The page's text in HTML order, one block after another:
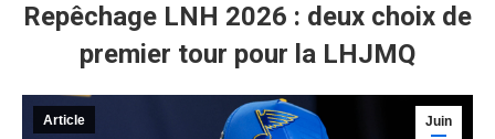
Repêchage LNH 2026 : deux choix de
premier tour pour la LHJMQ
Juin
Article